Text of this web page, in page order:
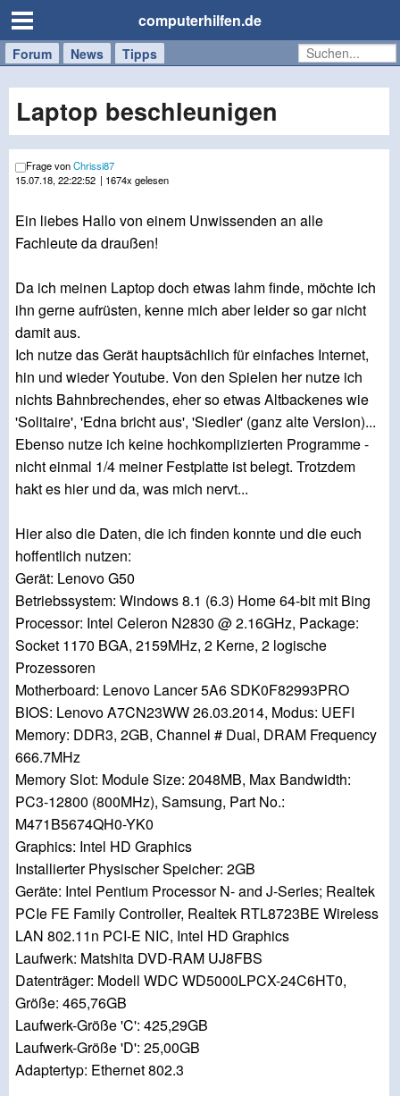
computerhilfen.de
Forum News Tipps
Handy
Tablet
Windows
Mac
Laptop beschleunigen
Frage vonChrissi87
15.07.18, 22:22:52 | 1674x gelesen
Ein liebes Hallo von einem Unwissenden an alle
Fachleute da draußen!
Da ich meinen Laptop doch etwas lahm finde, möchte ich
ihn gerne aufrüsten, kenne mich aber leider so gar nicht
damit aus.
Ich nutze das Gerät hauptsächlich für einfaches Internet,
hin und wieder Youtube. Von den Spielen her nutze ich
nichts Bahnbrechendes, eher so etwas Altbackenes wie
'Solitaire', 'Edna bricht aus', 'Siedler' (ganz alte Version)...
Ebenso nutze ich keine hochkomplizierten Programme -
nicht einmal 1/4 meiner Festplatte ist belegt. Trotzdem
hakt es hier und da, was mich nervt...
Hier also die Daten, die ich finden konnte und die euch
hoffentlich nutzen:
Gerät: Lenovo G50
Betriebssystem: Windows 8.1 (6.3) Home 64-bit mit Bing
Processor: Intel Celeron N2830 @ 2.16GHz, Package:
Socket 1170 BGA, 2159MHz, 2 Kerne, 2 logische
Prozessoren
Motherboard: Lenovo Lancer 5A6 SDK0F82993PRO
BIOS: Lenovo A7CN23WW 26.03.2014, Modus: UEFI
Memory: DDR3, 2GB, Channel # Dual, DRAM Frequency
666.7MHz
Memory Slot: Module Size: 2048MB, Max Bandwidth:
PC3-12800 (800MHz), Samsung, Part No.:
M471B5674QH0-YK0
Graphics: Intel HD Graphics
Installierter Physischer Speicher: 2GB
Geräte: Intel Pentium Processor N- and J-Series; Realtek
PCIe FE Family Controller, Realtek RTL8723BE Wireless
LAN 802.11n PCI-E NIC, Intel HD Graphics
Laufwerk: Matshita DVD-RAM UJ8FBS
Datenträger: Modell WDC WD5000LPCX-24C6HT0,
Größe: 465,76GB
Laufwerk-Größe 'C': 425,29GB
Laufwerk-Größe 'D': 25,00GB
Adaptertyp: Ethernet 802.3